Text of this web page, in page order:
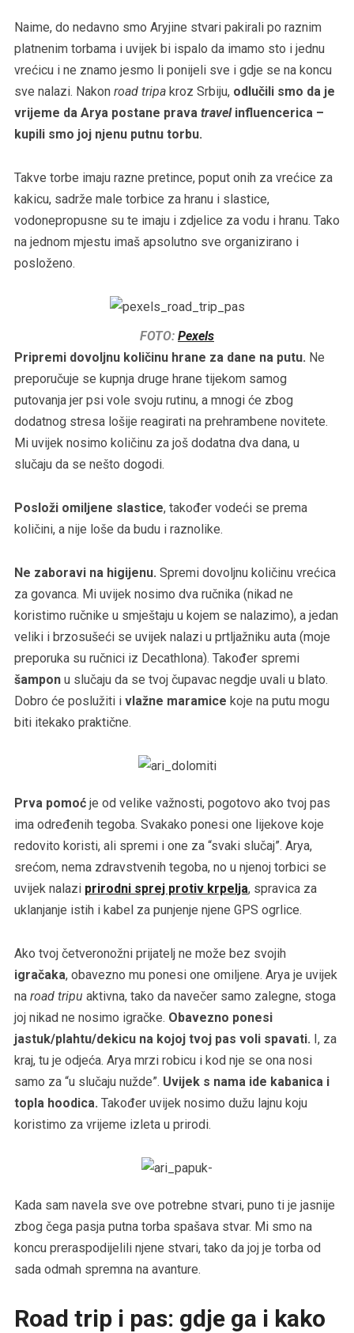
Naime, do nedavno smo Aryjine stvari pakirali po raznim
platnenim torbama i uvijek bi ispalo da imamo sto i jednu
vrećicu i ne znamo jesmo li ponijeli sve i gdje se na koncu
sve nalazi. Nakon road tripakroz Srbiju, odlučili smo da je
vrijeme da Arya postane prava travelinfluencerica –
kupili smo joj njenu putnu torbu.
Takve torbe imaju razne pretince, poput onih za vrećice za
kakicu, sadrže male torbice za hranu i slastice,
vodonepropusne su te imaju i zdjelice za vodu i hranu. Tako
na jednom mjestu imaš apsolutno sve organizirano i
posloženo.
FOTO: Pexels
Pripremi dovoljnu količinu hrane za dane na putu. Ne
preporučuje se kupnja druge hrane tijekom samog
putovanja jer psi vole svoju rutinu, a mnogi će zbog
dodatnog stresa lošije reagirati na prehrambene novitete.
Mi uvijek nosimo količinu za još dodatna dva dana, u
slučaju da se nešto dogodi.
Posloži omiljene slastice, također vodeći se prema
količini, a nije loše da budu i raznolike.
Ne zaboravi na higijenu. Spremi dovoljnu količinu vrećica
za govanca. Mi uvijek nosimo dva ručnika (nikad ne
koristimo ručnike u smještaju u kojem se nalazimo), a jedan
veliki i brzosušeći se uvijek nalazi u prtljažniku auta (moje
preporuka su ručnici iz Decathlona). Također spremi
šamponu slučaju da se tvoj čupavac negdje uvali u blato.
Dobro će poslužiti i vlažne maramice koje na putu mogu
biti itekako praktične.
Prva pomoćje od velike važnosti, pogotovo ako tvoj pas
ima određenih tegoba. Svakako ponesi one lijekove koje
redovito koristi, ali spremi i one za “svaki slučaj”. Arya,
srećom, nema zdravstvenih tegoba, no u njenoj torbici se
uvijek nalazi prirodni sprej protiv krpelja, spravica za
uklanjanje istih i kabel za punjenje njene GPS ogrlice.
Ako tvoj četveronožni prijatelj ne može bez svojih
igračaka, obavezno mu ponesi one omiljene. Arya je uvijek
na road tripu aktivna, tako da navečer samo zalegne, stoga
joj nikad ne nosimo igračke. Obavezno ponesi
jastuk/plahtu/dekicu na kojoj tvoj pas voli spavati. I, za
kraj, tu je odjeća. Arya mrzi robicu i kod nje se ona nosi
samo za “u slučaju nužde”. Uvijek s nama ide kabanica i
topla hoodica. Također uvijek nosimo dužu lajnu koju
koristimo za vrijeme izleta u prirodi.
Kada sam navela sve ove potrebne stvari, puno ti je jasnije
zbog čega pasja putna torba spašava stvar. Mi smo na
koncu preraspodijelili njene stvari, tako da joj je torba od
sada odmah spremna na avanture.
Road trip i pas: gdje ga i kako